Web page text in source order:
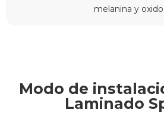
melanina y
Modo de
Laminado